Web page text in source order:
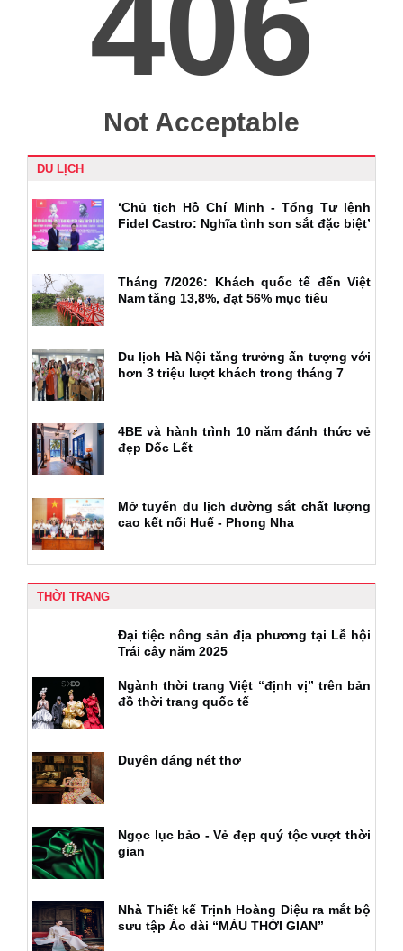
DU LỊCH
‘Chủ tịch Hồ Chí Minh - Tổng Tư lệnh
Fidel Castro: Nghĩa tình son sắt đặc biệt’
Tháng 7/2026: Khách quốc tế đến Việt
Nam tăng 13,8%, đạt 56% mục tiêu
Du lịch Hà Nội tăng trưởng ấn tượng với
hơn 3 triệu lượt khách trong tháng 7
4BE và hành trình 10 năm đánh thức vẻ
đẹp Dốc Lết
Mở tuyến du lịch đường sắt chất lượng
cao kết nối Huế - Phong Nha
THỜI TRANG
Đại tiệc nông sản địa phương tại Lễ hội
Trái cây năm 2025
Ngành thời trang Việt “định vị” trên bản
đồ thời trang quốc tế
Duyên dáng nét thơ
Ngọc lục bảo - Vẻ đẹp quý tộc vượt thời
gian
Nhà Thiết kế Trịnh Hoàng Diệu ra mắt bộ
sưu tập Áo dài “MÀU THỜI GIAN”